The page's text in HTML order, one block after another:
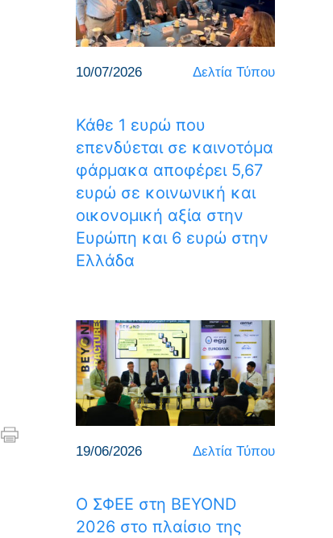
10/07/2026 Δελτία Τύπου
Κάθε 1 ευρώ που
επενδύεται σε καινοτόμα
φάρμακα αποφέρει 5,67
ευρώ σε κοινωνική και
οικονομική αξία στην
Ευρώπη και 6 ευρώ στην
Ελλάδα
19/06/2026 Δελτία Τύπου
Ο ΣΦΕΕ στη BEYOND
2026 στο πλαίσιο της